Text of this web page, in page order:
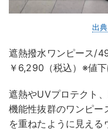
出
遮熱撥水ワンピース/
￥6,290（税込）※値
遮熱やUVプロテクト
機能性抜群のワンピー
を重ねたように見え